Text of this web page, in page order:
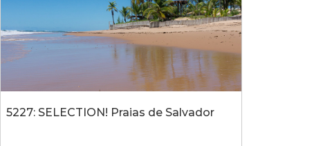
5227: SELECTION! Praias de Salvador